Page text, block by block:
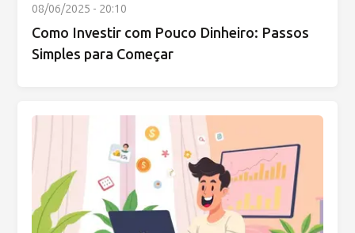
08/06/2025 - 20:10
Como Investir com Pouco Dinheiro: Passos
Simples para Começar